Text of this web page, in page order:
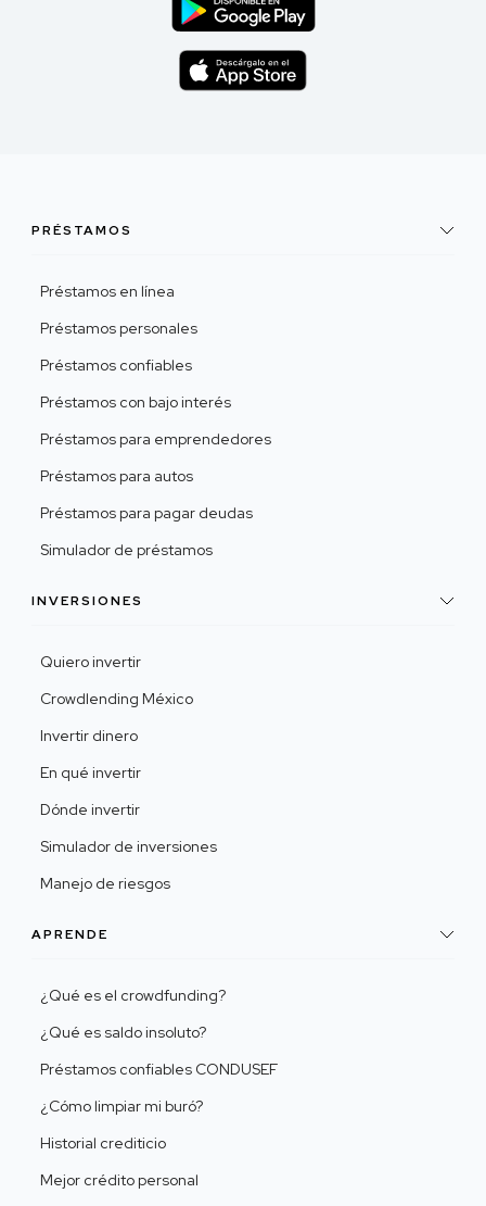
PRÉSTAMOS
Préstamos en línea
Préstamos personales
Préstamos confiables
Préstamos con bajo interés
Préstamos para emprendedores
Préstamos para autos
Préstamos para pagar deudas
Simulador de préstamos
INVERSIONES
Quiero invertir
Crowdlending México
Invertir dinero
En qué invertir
Dónde invertir
Simulador de inversiones
Manejo de riesgos
APRENDE
¿Qué es el crowdfunding?
¿Qué es saldo insoluto?
Préstamos confiables CONDUSEF
¿Cómo limpiar mi buró?
Historial crediticio
Mejor crédito personal